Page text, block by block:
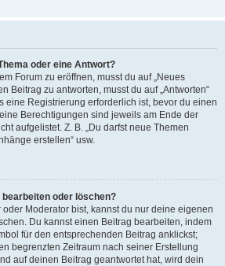
oder eine Antwort?
Forum zu eröffnen, musst du auf „Neues
Beitrag zu antworten, musst du auf „Antworten“
eine Registrierung erforderlich ist, bevor du einen
Berechtigungen sind jeweils am Ende der
aufgelistet. Z. B. „Du darfst neue Themen
erstellen“ usw.
oder löschen?
Moderator bist, kannst du nur deine eigenen
Du kannst einen Beitrag bearbeiten, indem
für den entsprechenden Beitrag anklickst;
begrenzten Zeitraum nach seiner Erstellung
auf deinen Beitrag geantwortet hat, wird dein